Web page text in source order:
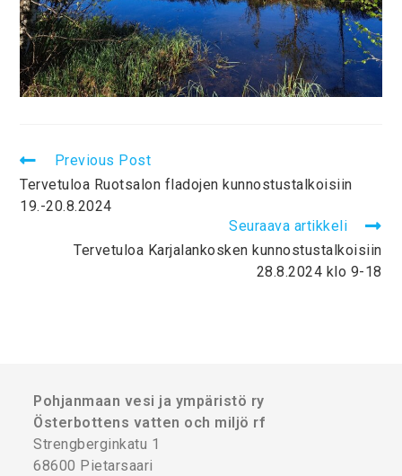
Previous Post
Tervetuloa Ruotsalon fladojen kunnostustalkoisiin
19.-20.8.2024
Seuraava artikkeli
Tervetuloa Karjalankosken kunnostustalkoisiin
28.8.2024 klo 9-18
Pohjanmaan vesi ja ympäristö ry
Österbottens vatten och miljö rf
Strengberginkatu 1
68600 Pietarsaari